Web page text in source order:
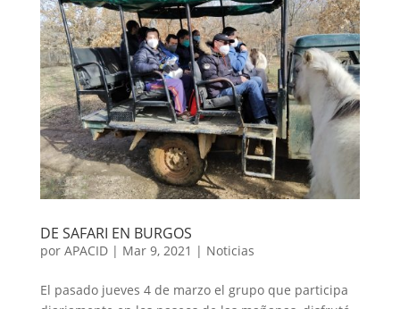
DE SAFARI EN BURGOS
por APACID| Mar 9, 2021 | Noticias
El pasado jueves 4 de marzo el grupo que participa